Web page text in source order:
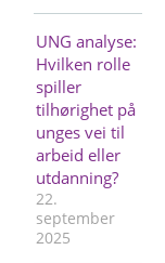
UNG analyse:
Hvilken rolle
spiller
tilhørighet på
unges vei til
arbeid eller
utdanning?
22.
september
2025